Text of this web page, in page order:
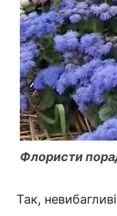
Флористи
Так,